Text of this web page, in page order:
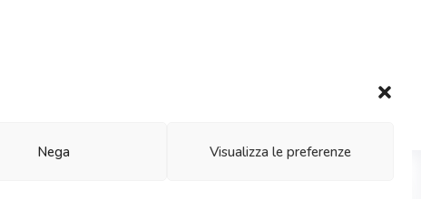
Nega Visualizza le preferenze